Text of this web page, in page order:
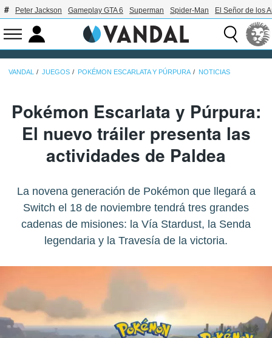
Peter Jackson Gameplay GTA 6 Superman Spider-Man El Señor de los
VANDAL JUEGOS POKÉMON ESCARLATA Y PÚRPURA NOTICIAS
Pokémon Escarlata y Púrpura:
El nuevo tráiler presenta las
actividades de Paldea
La novena generación de Pokémon que llegará a
Switch el 18 de noviembre tendrá tres grandes
cadenas de misiones: la Vía Stardust, la Senda
legendaria y la Travesía de la victoria.